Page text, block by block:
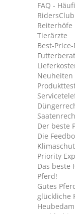
FAQ -
RidersClub
Reiterhöfe
Tierärzte
Best-
Neuheiten
Der beste
Die
Priority
Das beste
Pferd!
Gutes
glückliche